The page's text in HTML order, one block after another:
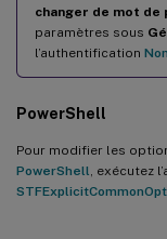
changer de mot de
paramètres sous
l’authentification
PowerShell
Pour modifier les
PowerShell , exécutez